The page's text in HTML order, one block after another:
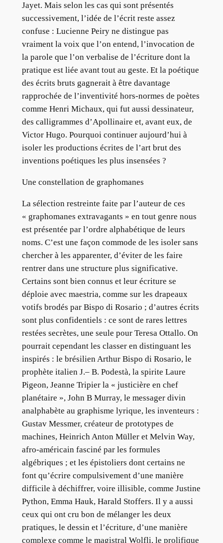
Jayet. Mais selon les cas qui sont présentés
successivement, l’idée de l’écrit reste assez
confuse : Lucienne Peiry ne distingue pas
vraiment la voix que l’on entend, l’invocation de
la parole que l’on verbalise de l’écriture dont la
pratique est liée avant tout au geste. Et la poétique
des écrits bruts gagnerait à être davantage
rapprochée de l’inventivité hors-normes de poètes
comme Henri Michaux, qui fut aussi dessinateur,
des calligrammes d’Apollinaire et, avant eux, de
Victor Hugo. Pourquoi continuer aujourd’hui à
isoler les productions écrites de l’art brut des
inventions poétiques les plus insensées ?
Une constellation de graphomanes
La sélection restreinte faite par l’auteur de ces
« graphomanes extravagants » en tout genre nous
est présentée par l’ordre alphabétique de leurs
noms. C’est une façon commode de les isoler sans
chercher à les apparenter, d’éviter de les faire
rentrer dans une structure plus significative.
Certains sont bien connus et leur écriture se
déploie avec maestria, comme sur les drapeaux
votifs brodés par Bispo di Rosario ; d’autres écrits
sont plus confidentiels : ce sont de rares lettres
restées secrètes, une seule pour Teresa Ottallo. On
pourrait cependant les classer en distinguant les
inspirés : le brésilien Arthur Bispo di Rosario, le
prophète italien J.– B. Podestà, la spirite Laure
Pigeon, Jeanne Tripier la « justicière en chef
planétaire », John B Murray, le messager divin
analphabète au graphisme lyrique, les inventeurs :
Gustav Messmer, créateur de prototypes de
machines, Heinrich Anton Müller et Melvin Way,
afro-américain fasciné par les formules
algébriques ; et les épistoliers dont certains ne
font qu’écrire compulsivement d’une manière
difficile à déchiffrer, voire illisible, comme Justine
Python, Emma Hauk, Harald Stoffers. Il y a aussi
ceux qui ont cru bon de mélanger les deux
pratiques, le dessin et l’écriture, d’une manière
complexe comme le magistral Wolfli, le prolifique